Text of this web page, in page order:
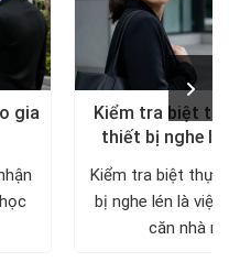
gia
Kiểm tra biệt
thiết bị nghe
diện, trả lại
Kiểm tra biệt thự
bị nghe lén là
căn nhà